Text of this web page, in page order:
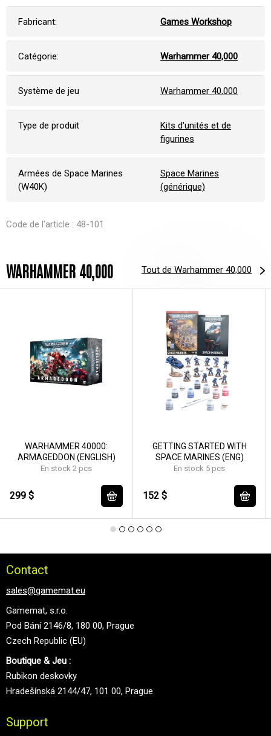
Fabricant: Games Workshop
Catégorie: Warhammer 40,000
Système de jeu Warhammer 40,000
Type de produit
Kits d'unités et de
figurines
Armées de Space Marines
(W40K)
Space Marines
(générique)
Code de l'article : 48-101
WARHAMMER 40,000 Tout de Warhammer 40,000
WARHAMMER 40000:
ARMAGEDDON (ENGLISH)
En stock 2 pcs
299 $
GETTING STARTED WITH
SPACE MARINES (ENG)
En stock 5 pcs
152 $
Contact
sales@gamemat.eu
Gamemat, s.r.o.
Pod Bání 2146/8, 180 00, Prague
Czech Republic (EU)
Boutique & Jeu :
Rubikon deskovky
Hradešínská 2144/47, 101 00, Prague
Support